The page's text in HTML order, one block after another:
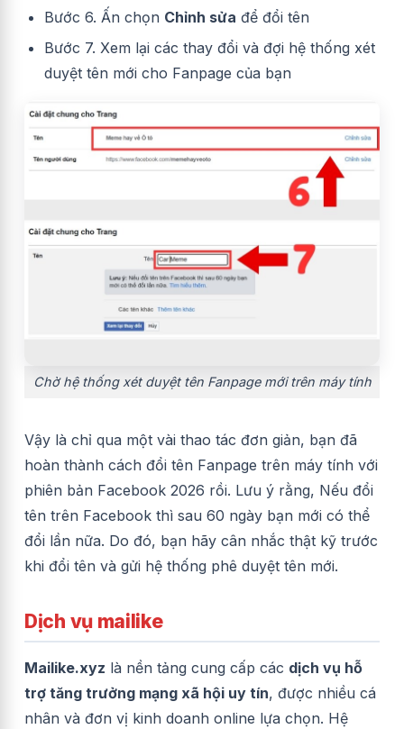
Bước 6. Ấn chọn Chỉnh sửa để đổi tên
Bước 7. Xem lại các thay đổi và đợi hệ thống xét
duyệt tên mới cho Fanpage của bạn
Chờ hệ thống xét duyệt tên Fanpage mới trên máy tính
Vậy là chỉ qua một vài thao tác đơn giản, bạn đã
hoàn thành cách đổi tên Fanpage trên máy tính với
phiên bản Facebook 2026 rồi. Lưu ý rằng, Nếu đổi
tên trên Facebook thì sau 60 ngày bạn mới có thể
đổi lần nữa. Do đó, bạn hãy cân nhắc thật kỹ trước
khi đổi tên và gửi hệ thống phê duyệt tên mới.
Dịch vụ mailike
Mailike.xyz là nền tảng cung cấp các dịch vụ hỗ
trợ tăng trưởng mạng xã hội uy tín, được nhiều cá
nhân và đơn vị kinh doanh online lựa chọn. Hệ